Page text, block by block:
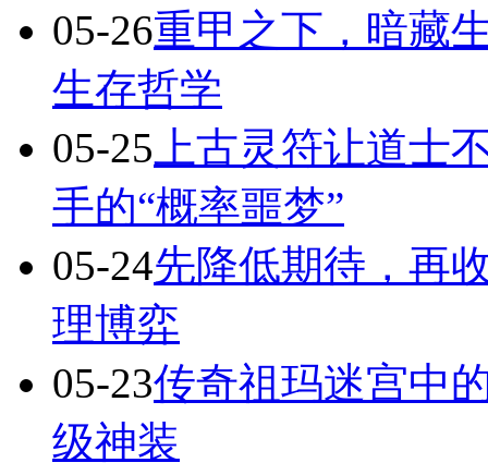
05-26重甲之下，暗藏
生存哲学
05-25 上古灵符让道士
手的“概率噩梦”
05-24先降低期待，再
理博弈
05-23传奇祖玛迷宫中
级神装